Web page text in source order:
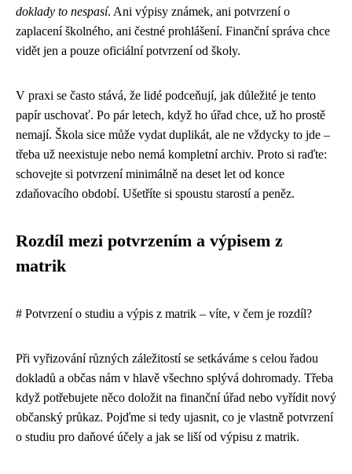
doklady to nespasí. Ani výpisy známek, ani potvrzení o
zaplacení školného, ani čestné prohlášení. Finanční správa chce
vidět jen a pouze oficiální potvrzení od školy.
V praxi se často stává, že lidé podceňují, jak důležité je tento
papír uschovať. Po pár letech, když ho úřad chce, už ho prostě
nemají. Škola sice může vydat duplikát, ale ne vždycky to jde –
třeba už neexistuje nebo nemá kompletní archiv. Proto si raďte:
schovejte si potvrzení minimálně na deset let od konce
zdaňovacího období. Ušetříte si spoustu starostí a peněz.
Rozdíl mezi potvrzením a výpisem z
matrik
# Potvrzení o studiu a výpis z matrik – víte, v čem je rozdíl?
Při vyřizování různých záležitostí se setkáváme s celou řadou
dokladů a občas nám v hlavě všechno splývá dohromady. Třeba
když potřebujete něco doložit na finanční úřad nebo vyřídit nový
občanský průkaz. Pojďme si tedy ujasnit, co je vlastně potvrzení
o studiu pro daňové účely a jak se liší od výpisu z matrik.